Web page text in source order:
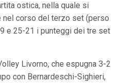
ostica, nella quale si
nel corso del terzo set (perso
e 25-21 i punteggi dei tre set
Livorno, che espugna 3-2
con Bernardeschi-Sighieri,